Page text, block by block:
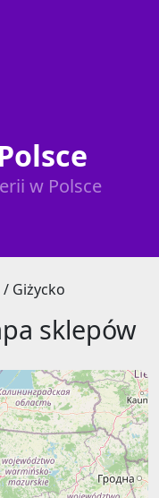
w Polsce
/ Giżycko
sklepów